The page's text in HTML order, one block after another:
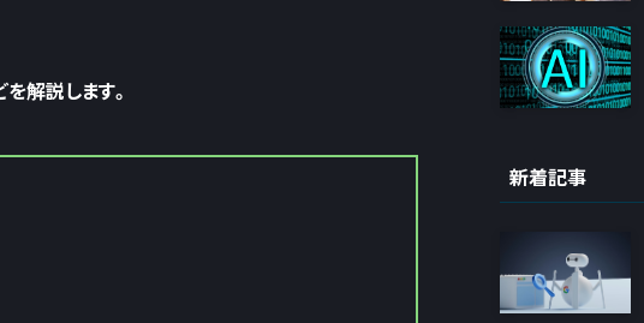
解説します。
新着記事